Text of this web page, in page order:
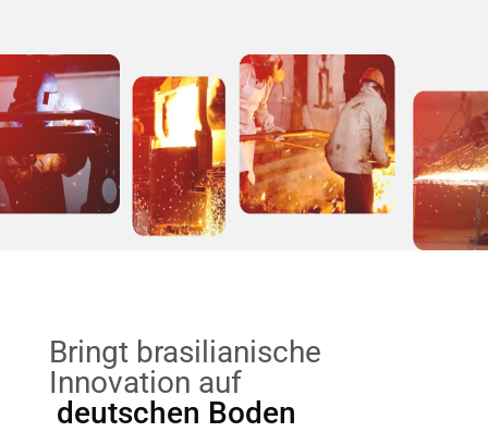
Bringt brasilianische
Innovation auf
deutschen Boden